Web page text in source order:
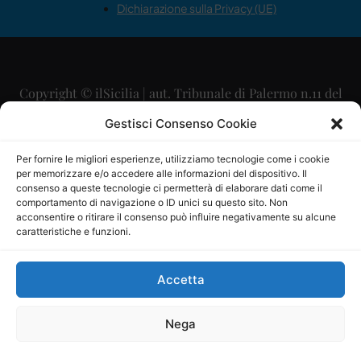
Gestisci Consenso Cookie
Per fornire le migliori esperienze, utilizziamo tecnologie come i cookie
per memorizzare e/o accedere alle informazioni del dispositivo. Il
consenso a queste tecnologie ci permetterà di elaborare dati come il
comportamento di navigazione o ID unici su questo sito. Non
acconsentire o ritirare il consenso può influire negativamente su alcune
caratteristiche e funzioni.
Accetta
Nega
Dichiarazione sulla Privacy (UE)
Copyright © ilSicilia | aut. Tribunale di Palermo n.11 del
29/09/2015
Direttore Editoriale: Maurizio Scaglione
Direttore Responsabile: Maria Calabrese
P.IVA: 06334930820
Mercurio Comunicazione Società Cooperativa a r.l. è
iscritta al Registro degli Operatori di Comunicazione al